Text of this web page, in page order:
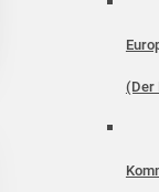
(Der